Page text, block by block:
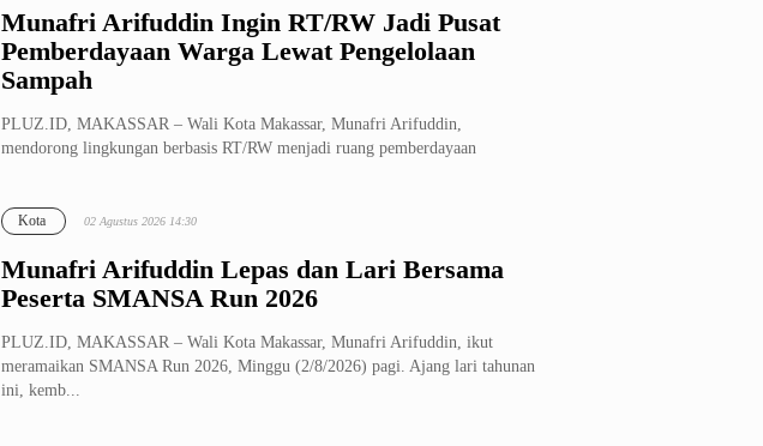
Munafri Arifuddin Ingin RT/RW Jadi Pusat
Pemberdayaan Warga Lewat Pengelolaan
Sampah
PLUZ.ID, MAKASSAR – Wali Kota Makassar, Munafri Arifuddin,
mendorong lingkungan berbasis RT/RW menjadi ruang pemberdayaan
Munafri Arifuddin Lepas dan Lari Bersama
Peserta SMANSA Run 2026
Kota 02 Agustus 2026 14:30
PLUZ.ID, MAKASSAR – Wali Kota Makassar, Munafri Arifuddin, ikut
meramaikan SMANSA Run 2026, Minggu (2/8/2026) pagi. Ajang lari tahunan
ini, kemb...